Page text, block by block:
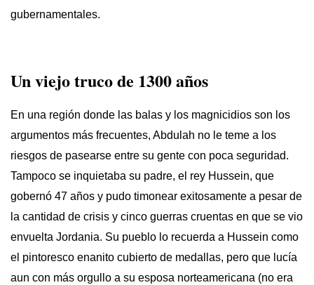
gubernamentales.
Un viejo truco de 1300 años
En una región donde las balas y los magnicidios son los
argumentos más frecuentes, Abdulah no le teme a los
riesgos de pasearse entre su gente con poca seguridad.
Tampoco se inquietaba su padre, el rey Hussein, que
gobernó 47 años y pudo timonear exitosamente a pesar de
la cantidad de crisis y cinco guerras cruentas en que se vio
envuelta Jordania. Su pueblo lo recuerda a Hussein como
el pintoresco enanito cubierto de medallas, pero que lucía
aun con más orgullo a su esposa norteamericana (no era